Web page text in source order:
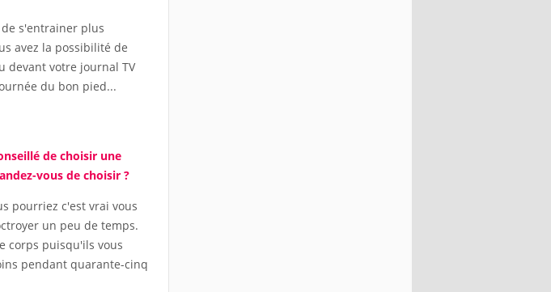
s'entrainer plus
avez la possibilité de
devant votre journal TV
du bon pied...
de choisir une
vous de choisir ?
pourriez c'est vrai vous
un peu de temps.
corps puisqu'ils vous
pendant quarante-cinq